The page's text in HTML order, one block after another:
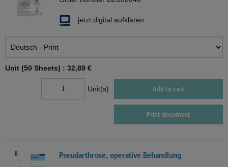
jetzt digital aufklären
Unit (50 Sheets) : 32,89 €
Unit(s) Add to cart
Print document
Pseudarthrose, operative Behandlung